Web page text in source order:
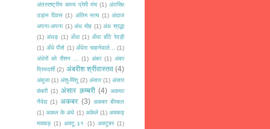
अंतरराष्ट्रीय काव्य प्रेमी मंच (1) अंतरिक्ष
उड़ान दिवस (1) अंतिम सत्य (1) अंदाज
अपना-अपना (1) अंध मोह (1) अंध श्रद्धा
(1) अंधड़ (1) अँधा (1) अँधा बाँटे रेवड़ी
(1) अँधे पीसे (1) अँधेरा चाहनेवाले...
(1)
अंधेरों को रौशन ...
(1) अंबर (1) अंबर
प्रियदर्शी (2) अंबरीश श्रीवास्तव (4)
अंबुजा (1) अंशु-मिंशू (2) अंसार (1) अंसार
कंबरी (1) अंसार क़म्बरी (4) अकथा
नैवेद्य (1) अकबर (3) अकबर बीरबल
(1) अकल के अंधे (1) अकेले (1) अक्कड़
मक्कड़ (1) अक्टू.३१ (1) अक्टूबर (1)